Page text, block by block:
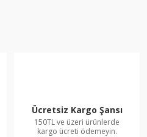
Ücretsiz Kargo Şansı
150TL ve üzeri ürünlerde
kargo ücreti ödemeyin.